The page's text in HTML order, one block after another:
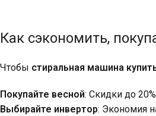
Как сэкономить,
Чтобы стиральная машина
Покупайте весной: Скидки до
Выбирайте инвертор: Экономия